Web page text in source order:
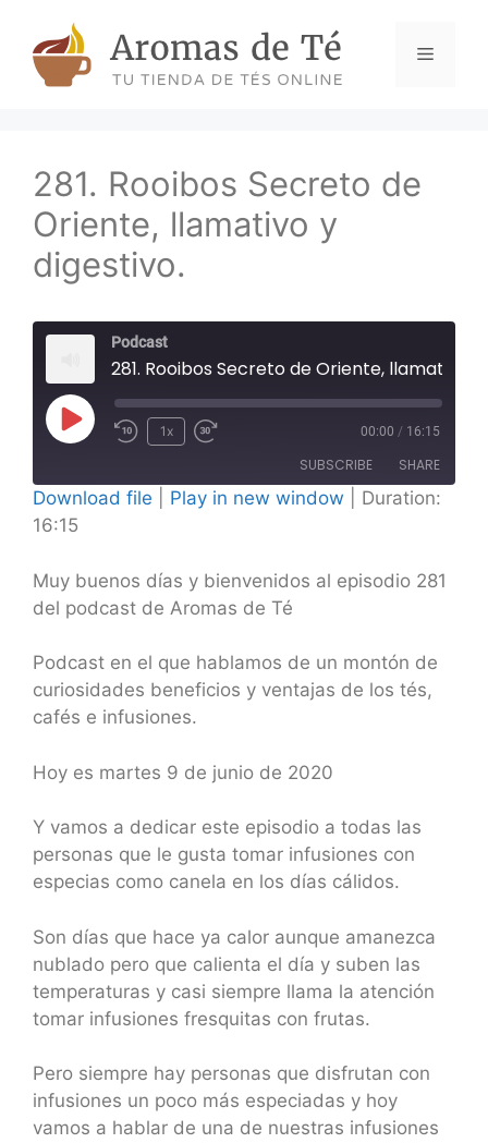
content
Menu
281. Rooibos Secreto de
Oriente, llamativo y
digestivo.
Podcast
Play
1x 00:00 / 16:15
SUBSCRIBE SHARE
SHARE
LINK
EMBED
Download file Play in new window
Duration:
16:15
Muy buenos días y bienvenidos al episodio 281
del podcast de Aromas de Té
Podcast en el que hablamos de un montón de
curiosidades beneficios y ventajas de los tés,
cafés e infusiones.
Hoy es martes 9 de junio de 2020
Y vamos a dedicar este episodio a todas las
personas que le gusta tomar infusiones con
especias como canela en los días cálidos.
Son días que hace ya calor aunque amanezca
nublado pero que calienta el día y suben las
temperaturas y casi siempre llama la atención
tomar infusiones fresquitas con frutas.
Pero siempre hay personas que disfrutan con
infusiones un poco más especiadas y hoy
vamos a hablar de una de nuestras infusiones